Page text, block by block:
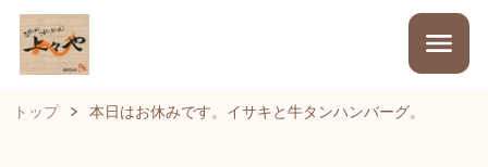
トップ 本日はお休みです。イサキと牛タンハンバーグ。